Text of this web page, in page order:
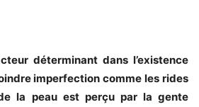
déterminant dans l’existence
imperfection comme les rides
la peau est perçu par la gente